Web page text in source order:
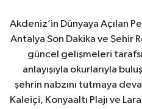
Akdeniz’in Dünyaya Açılan
Antalya Son Dakika ve Şehir
güncel gelişmeleri
anlayışıyla okurlarıyla
şehrin nabzını tutmaya
Kaleiçi, Konyaaltı Plajı ve